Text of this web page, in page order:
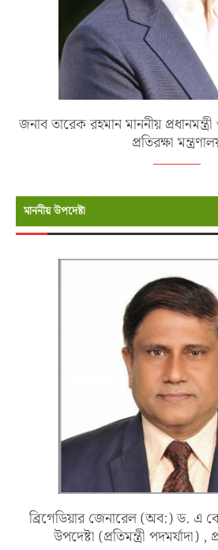
জনাব তারেক রহমান মাননীয় প্রধানমন্ত্রী
প্রতিরক্ষা
মাননীয় উপদেষ্টা
ব্রিগেডিয়ার জেনারেল (অব:) ড. এ
উপদেষ্টা (প্রতিমন্ত্রী পদমর্যাদা) ,